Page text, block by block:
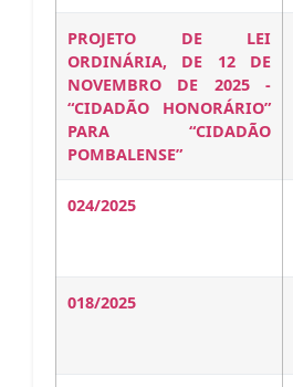
PROJETO DE LEI
ORDINÁRIA, DE 12 DE
NOVEMBRO DE 2025 -
“CIDADÃO HONORÁRIO”
PARA “CIDADÃO
POMBALENSE”
024/2025
018/2025